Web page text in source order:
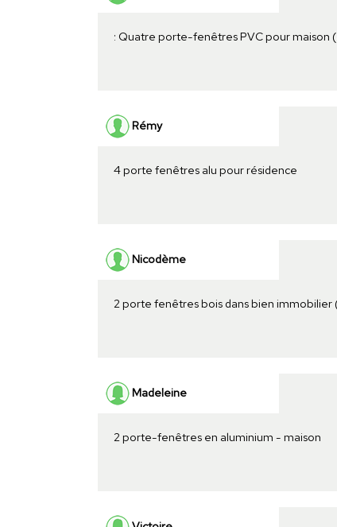
: Quatre porte-fenêtres PVC pour maison
Rémy
4 porte fenêtres alu pour résidence
Nicodème
2 porte fenêtres bois dans bien immobilier
Madeleine
2 porte-fenêtres en aluminium - maison